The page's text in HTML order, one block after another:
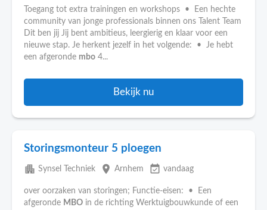
Toegang tot extra trainingen en workshops • Een hechte
community van jonge professionals binnen ons Talent Team
Dit ben jij Jij bent ambitieus, leergierig en klaar voor een
nieuwe stap. Je herkent jezelf in het volgende: • Je hebt
een afgeronde mbo 4...
Bekijk nu
Storingsmonteur 5 ploegen
apartment Synsel Techniek place Arnhem event_available vandaag
over oorzaken van storingen; Functie-eisen: • Een
afgeronde MBO in de richting Werktuigbouwkunde of een